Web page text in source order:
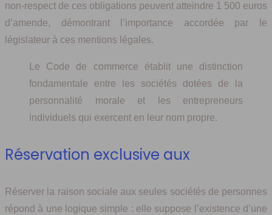
non-respect de ces obligations peuvent atteindre 1 500 euros
d’amende, démontrant l’importance accordée par le
législateur à ces mentions légales.
Le Code de commerce établit une distinction
fondamentale entre les sociétés dotées de la
personnalité morale et les entrepreneurs
individuels qui exercent en leur nom propre.
Réservation exclusive aux
Réserver la raison sociale aux seules sociétés de personnes
répond à une logique simple : elle suppose l’existence d’une